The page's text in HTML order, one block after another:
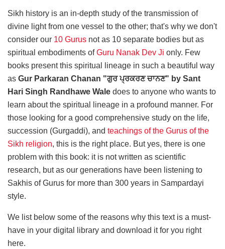
Sikh history is an in-depth study of the transmission of
divine light from one vessel to the other; that's why we don't
consider our 10 Gurus not as 10 separate bodies but as
spiritual embodiments ofGuru Nanak Dev Ji only. Few
books present this spiritual lineage in such a beautiful way
as Gur Parkaran Chanan "ਗੁਰ ਪ੍ਰਕਰਣ ਚਾਨਣ" by Sant
Hari Singh Randhawe Wale does to anyone who wants to
learn about the spiritual lineage in a profound manner. For
those looking for a good comprehensive study on the life,
succession (Gurgaddi), and teachings of the Gurus of the
Sikh religion, this is the right place. But yes, there is one
problem with this book: it is not written as scientific
research, but as our generations have been listening to
Sakhis of Gurus for more than 300 years in Sampardayi
style.
We list below some of the reasons why this text is a must-
have in your digital library and download it for you right
here.